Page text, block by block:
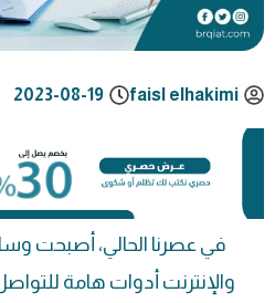
faisl elhakimi
2023-08-19
في عصرنا الحالي، أصبحت
والإنترنت أدوات هامة